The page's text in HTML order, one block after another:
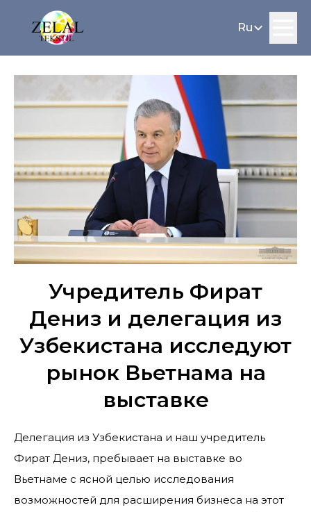
Ru
Ru
Главная
О компании
Администрация
Производство
Продукция
Блог
Контакты
Учредитель Фират
Дениз и делегация из
Узбекистана исследуют
рынок Вьетнама на
выставке
Делегация из Узбекистана и наш учредитель
Фират Дениз, пребывает на выставке во
Вьетнаме с ясной целью исследования
возможностей для расширения бизнеса на этот